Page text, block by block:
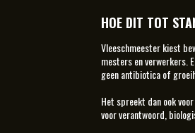
HOE DIT TOT
Vleeschmeester kiest
mesters en verwerkers.
geen antibiotica of
Het spreekt dan ook
voor verantwoord,